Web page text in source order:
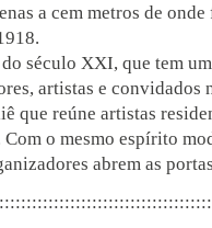
a cem metros de
século XXI, que tem
artistas e convidados
que reúne artistas
o mesmo espírito
abrem as
::::::::::::::::::::::::::